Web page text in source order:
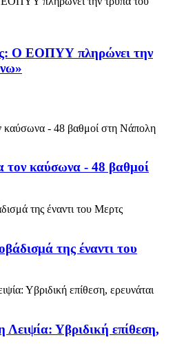
Ο ΕΟΠΥΥ πληρώνει την
τον καύσωνα - 48 βαθμοί
της έναντι του
Υβριδική επίθεση,